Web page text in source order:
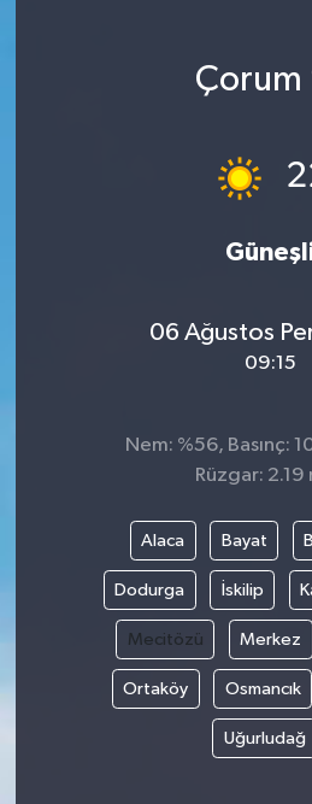
Çorum
06 Ağustos
09:15
Nem: %56, Basınç:
Rüzgar: 2.19
Alaca Bayat
Dodurga İskilip
Mecitözü Merkez
Ortaköy Osmancık
Uğurludağ
Yaşam
Yurttan